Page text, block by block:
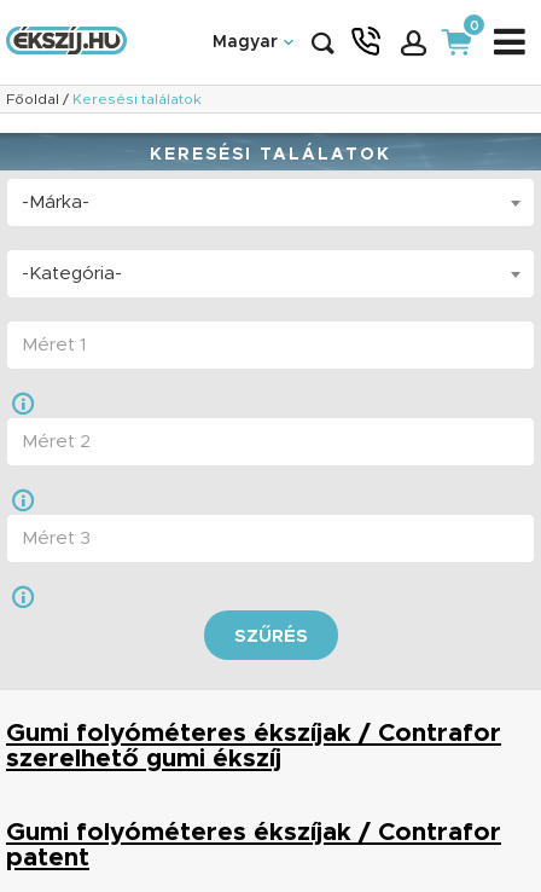
Magyar
0
Főoldal / Keresési találatok
KERESÉSI TALÁLATOK
-Márka-
-Kategória-
SZŰRÉS
Gumi folyóméteres ékszíjak / Contrafor
szerelhető gumi ékszíj
Gumi folyóméteres ékszíjak / Contrafor
patent